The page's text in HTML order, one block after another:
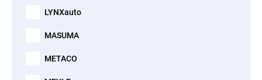
LYNXauto
MASUMA
METACO